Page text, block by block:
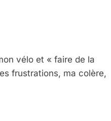
vélo et « faire de la
frustrations, ma colère,